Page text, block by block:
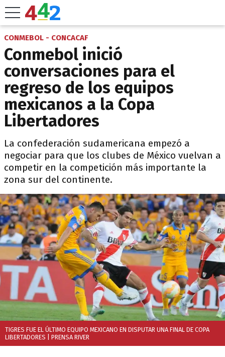
CONMEBOL - CONCACAF
Conmebol inició
conversaciones para el
regreso de los equipos
mexicanos a la Copa
Libertadores
La confederación sudamericana empezó a
negociar para que los clubes de México vuelvan a
competir en la competición más importante la
zona sur del continente.
TIGRES FUE EL ÚLTIMO EQUIPO MEXICANO EN DISPUTAR UNA FINAL DE COPA
LIBERTADORES | PRENSA RIVER